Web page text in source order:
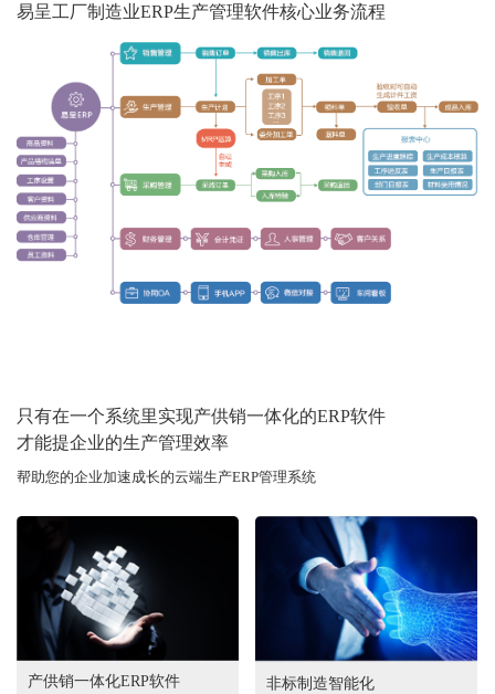
易呈工厂制造业ERP生产管理软件核心业务流程
只有在一个系统里实现产供销一体化的ERP软件
才能提企业的生产管理效率
帮助您的企业加速成长的云端生产ERP管理系统
产供销一体化ERP软件 非标制造智能化